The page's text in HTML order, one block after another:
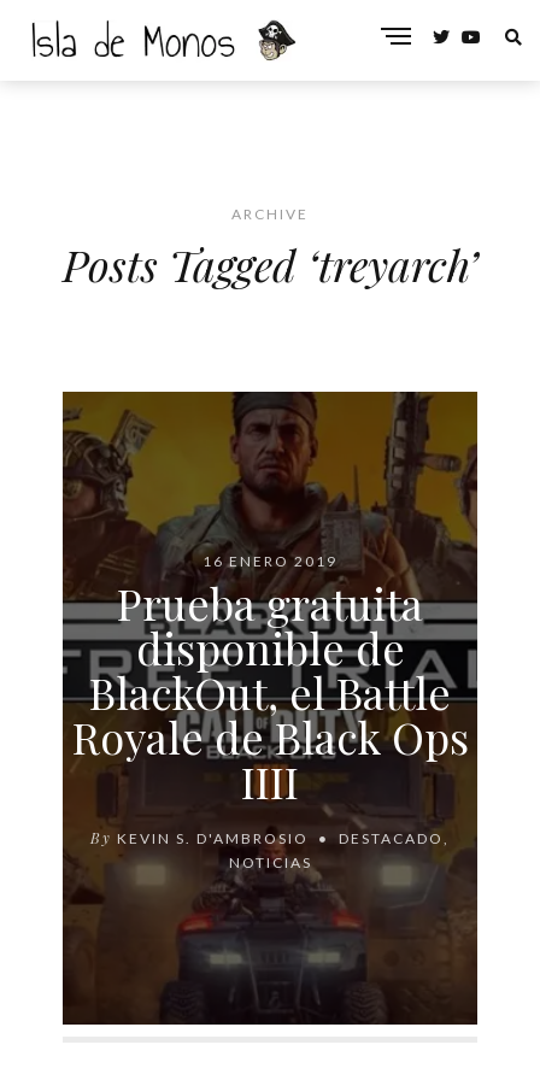
ARCHIVE
Posts Tagged ‘treyarch’
16 ENERO 2019
Prueba gratuita
disponible de
BlackOut, el Battle
Royale de Black Ops
IIII
By KEVIN S. D'AMBROSIO DESTACADO
NOTICIAS